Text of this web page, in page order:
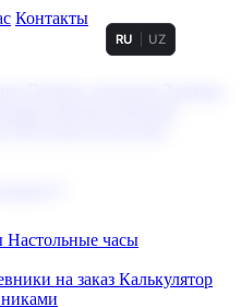
Контакты
RU UZ
Настольные часы
на заказ Калькулятор